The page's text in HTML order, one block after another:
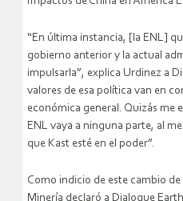
“En última instancia, [la ENL]
gobierno anterior y la actual
impulsarla”, explica Urdinez a
valores de esa política van en
económica general. Quizás me
ENL vaya a ninguna parte, al
que Kast esté en el poder”.
Como indicio de este cambio
Minería declaró a Dialogue